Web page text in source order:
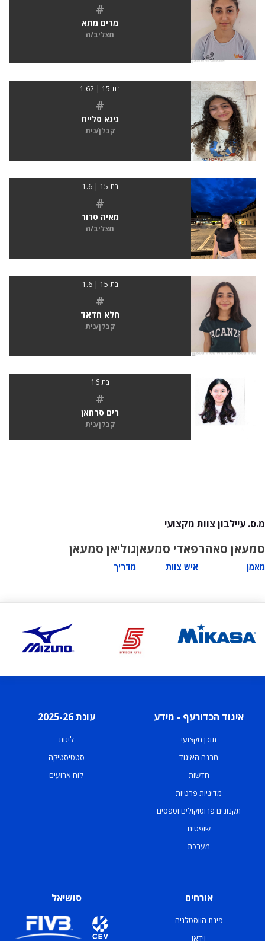
#
מרים מתא
מצליב/ה
בת 15 | 1.62
#
גינא סלייח
קבלן/נית
בת 15 | 1.6
#
מאיה סרור
מצליב/ה
בת 15 | 1.6
#
חלא חדאד
קבלן/נית
בת 16
#
רים סרחאן
קבלן/נית
מ.ס. עיילבון צוות מקצועי
סמעאן סאהר
מאמן
פאדי סמעאן
איש צוות
גוליאן סמעאן
מדריך
איגוד הכדורעף - מידע
תוכן מקצועי
מבנה האיגוד
חדשות
מדיניות פרטיות
תקנונים פרוטוקולים וטפסים
שופטים
מערכת
עונת 2025-26
ליגות
סטטיסטיקה
לוח ארועים
אורחים
פינת הווסטלגיה
וידאו
סושיאל